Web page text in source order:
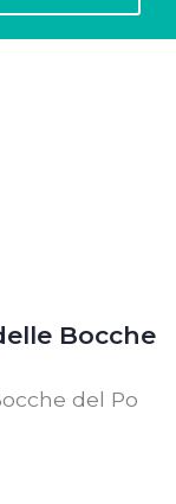
Bocche
del Po